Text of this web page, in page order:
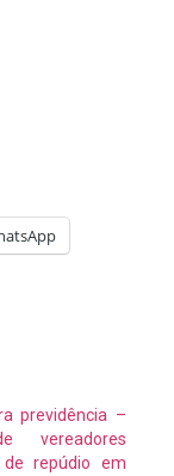
previdência –
vereadores
repúdio em